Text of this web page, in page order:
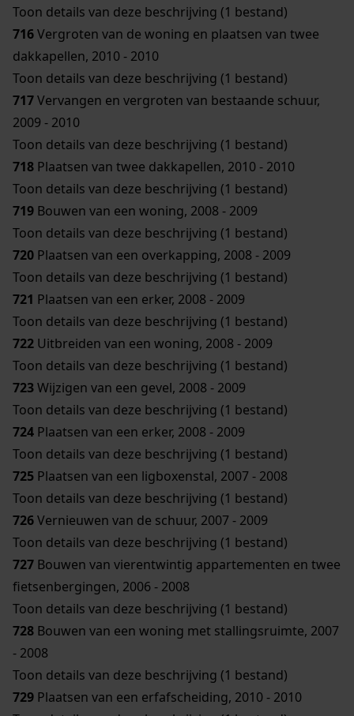
Toon details van deze beschrijving (1 bestand)
716Vergroten van de woning en plaatsen van twee
dakkapellen, 2010 - 2010
Toon details van deze beschrijving (1 bestand)
717Vervangen en vergroten van bestaande schuur,
2009 - 2010
Toon details van deze beschrijving (1 bestand)
718 Plaatsen van twee dakkapellen, 2010 - 2010
Toon details van deze beschrijving (1 bestand)
719 Bouwen van een woning, 2008 - 2009
Toon details van deze beschrijving (1 bestand)
720 Plaatsen van een overkapping, 2008 - 2009
Toon details van deze beschrijving (1 bestand)
721 Plaatsen van een erker, 2008 - 2009
Toon details van deze beschrijving (1 bestand)
722 Uitbreiden van een woning, 2008 - 2009
Toon details van deze beschrijving (1 bestand)
723Wijzigen van een gevel, 2008 - 2009
Toon details van deze beschrijving (1 bestand)
724 Plaatsen van een erker, 2008 - 2009
Toon details van deze beschrijving (1 bestand)
725 Plaatsen van een ligboxenstal, 2007 - 2008
Toon details van deze beschrijving (1 bestand)
726Vernieuwen van de schuur, 2007 - 2009
Toon details van deze beschrijving (1 bestand)
727 Bouwen van vierentwintig appartementen en twee
fietsenbergingen, 2006 - 2008
Toon details van deze beschrijving (1 bestand)
728 Bouwen van een woning met stallingsruimte, 2007
- 2008
Toon details van deze beschrijving (1 bestand)
729 Plaatsen van een erfafscheiding, 2010 - 2010